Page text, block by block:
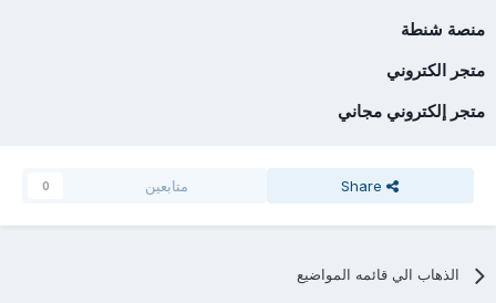
منصة شنطة
متجر الكتروني
متجر إلكتروني مجاني
Share متابعين 0
الذهاب الي قائمه المواضيع